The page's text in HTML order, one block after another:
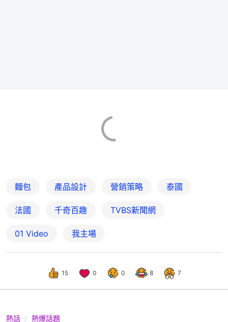
麵包 產品設計 營銷策略 泰國
法國 千奇百趣 TVBS新聞網
01 Video 我主場
15 0 0 8 7
熱話 熱爆話題